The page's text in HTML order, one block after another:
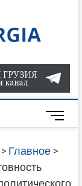
О
В
ГРУЗИИ
САЙТЕ
M
e
n
B
> Главное>